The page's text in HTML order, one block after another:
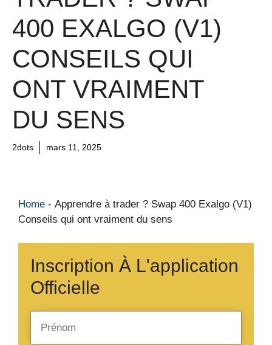
400 EXALGO (V1)
CONSEILS QUI
ONT VRAIMENT
DU SENS
2dots mars 11, 2025
Home - Apprendre à trader ? Swap 400 Exalgo (V1)
Conseils qui ont vraiment du sens
Inscription À L'application
Officielle